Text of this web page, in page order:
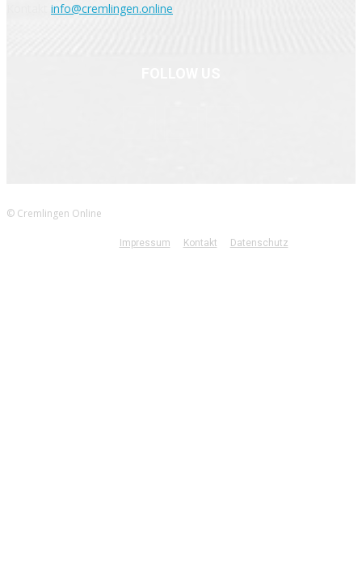
info@cremlingen.online
© Cremlingen Online
Impressum Kontakt Datenschutz